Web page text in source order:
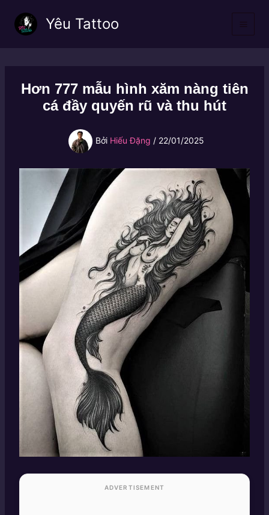
Yêu Tattoo
Hơn 777 mẫu hình xăm nàng tiên
cá đầy quyến rũ và thu hút
Bởi Hiếu Đặng / 22/01/2025
ADVERTISEMENT